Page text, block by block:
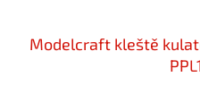
Modelcraft kleště